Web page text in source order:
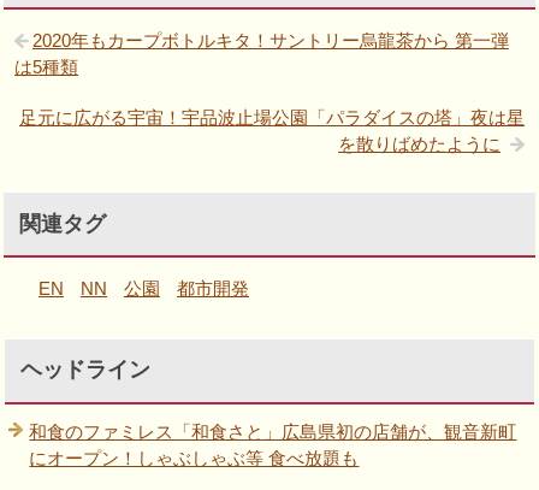
2020年もカープボトルキタ！サントリー烏龍茶から 第一弾
は5種類
足元に広がる宇宙！宇品波止場公園「パラダイスの塔」夜は星
を散りばめたように
関連タグ
EN NN 公園 都市開発
ヘッドライン
和食のファミレス「和食さと」広島県初の店舗が、観音新町
にオープン！しゃぶしゃぶ等 食べ放題も